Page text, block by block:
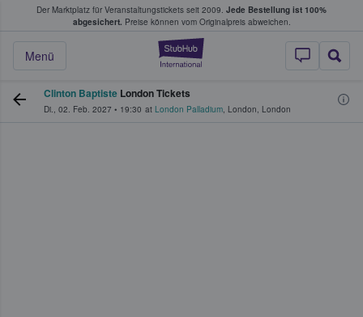
Der Marktplatz für Veranstaltungstickets seit 2009. Jede Bestellung ist 100%
abgesichert. Preise können vom Originalpreis abweichen.
StubHub - Wo
Menü
Tickets kaufen & verkaufen
Clinton Baptiste London Tickets
Di., 02. Feb. 2027 • 19:30 at London Palladium, London, London